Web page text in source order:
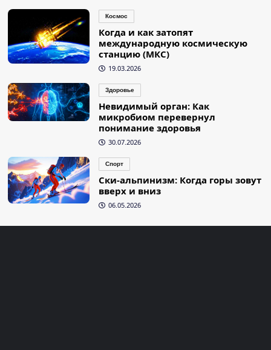
Космос
Когда и как затопят
международную космическую
станцию (МКС)
19.03.2026
Здоровье
Невидимый орган: Как
микробиом перевернул
понимание здоровья
30.07.2026
Спорт
Ски-альпинизм: Когда горы зовут
вверх и вниз
06.05.2026